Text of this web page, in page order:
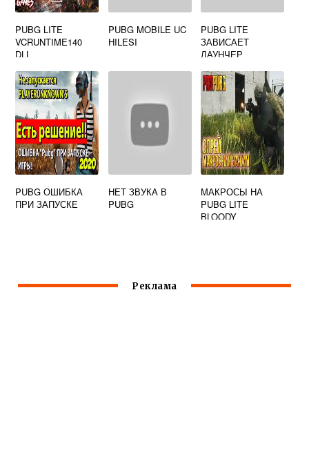
PUBG LITE
VCRUNTIME140
DLL
PUBG MOBILE UC
HILESI
PUBG LITE
ЗАВИСАЕТ
ЛАУНЧЕР
PUBG ОШИБКА
ПРИ ЗАПУСКЕ
НЕТ ЗВУКА В
PUBG
МАКРОСЫ НА
PUBG LITE
BLOODY
Реклама